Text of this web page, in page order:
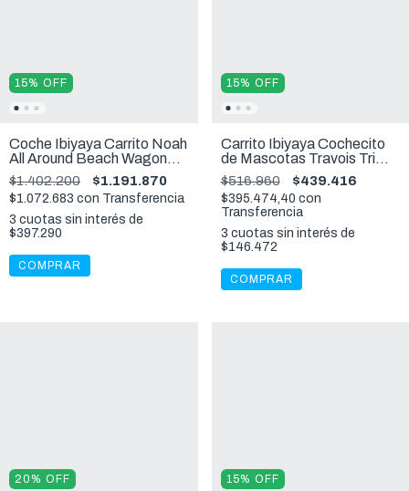
15% OFF
Coche Ibiyaya Carrito Noah
All Around Beach Wagon
Mascotas 55 kg
$1.402.200 $1.191.870
$1.072.683 con Transferencia
3 cuotas sin interés de
$397.290
COMPRAR
15% OFF
Carrito Ibiyaya Cochecito
de Mascotas Travois Tri
Fold 15 Kg
$516.960 $439.416
$395.474,40 con
Transferencia
3 cuotas sin interés de
$146.472
COMPRAR
20% OFF 15% OFF